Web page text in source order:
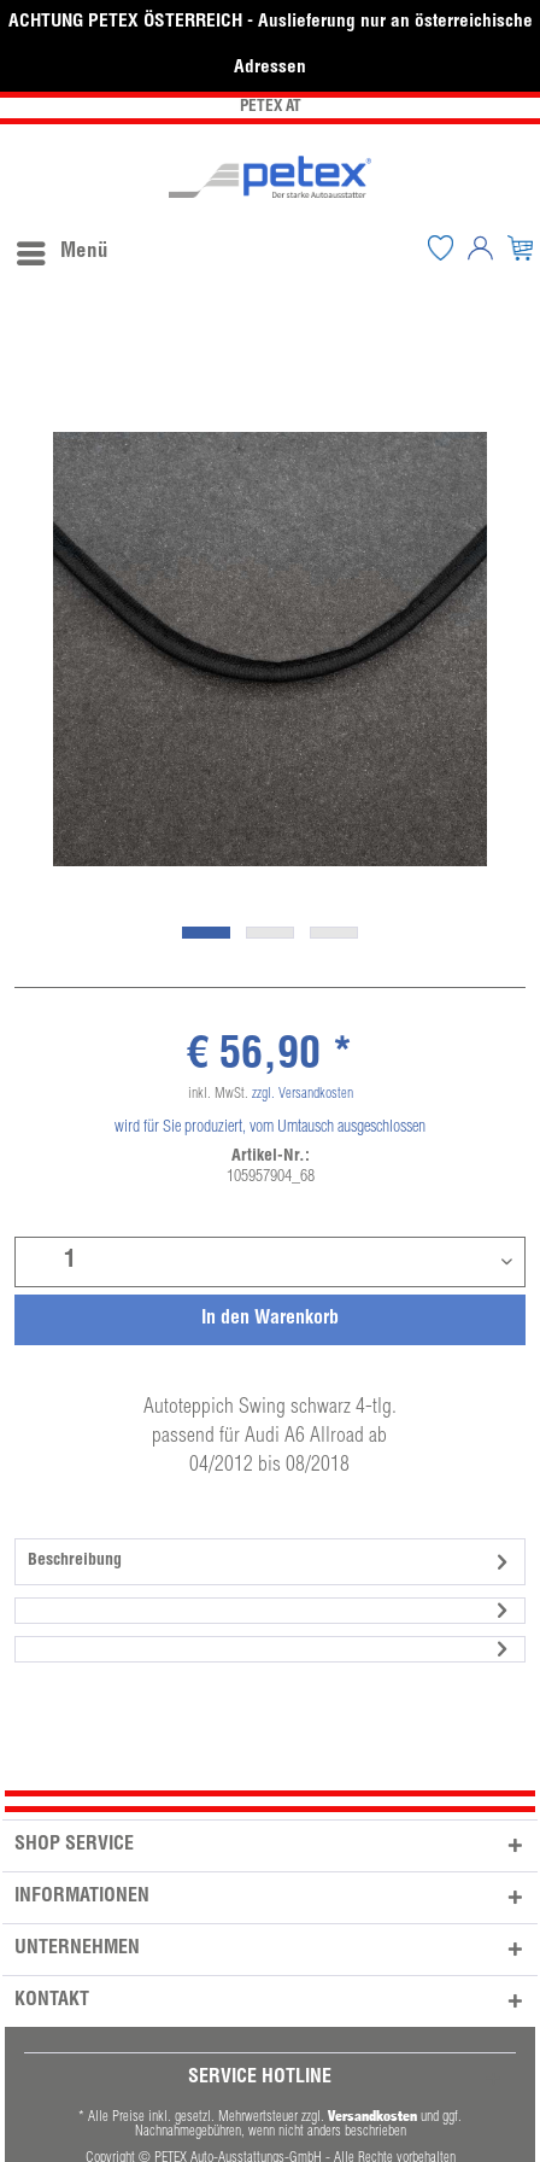
ACHTUNG PETEX ÖSTERREICH - Auslieferung nur an österreichische
Adressen
PETEX AT
Menü
Autoteppich Swing schwarz 4-tlg.
passend für Audi A6 Allroad ab
04/2012 bis 08/2018
In den Warenkorb
€ 56,90 *
inkl. MwSt. zzgl. Versandkosten
wird für Sie produziert, vom Umtausch ausgeschlossen
Artikel-Nr.:
105957904_68
Beschreibung
SHOP SERVICE
INFORMATIONEN
UNTERNEHMEN
KONTAKT
SERVICE HOTLINE
* Alle Preise inkl. gesetzl. Mehrwertsteuer zzgl. Versandkosten und ggf.
Nachnahmegebühren, wenn nicht anders beschrieben
Copyright © PETEX Auto-Ausstattungs-GmbH - Alle Rechte vorbehalten